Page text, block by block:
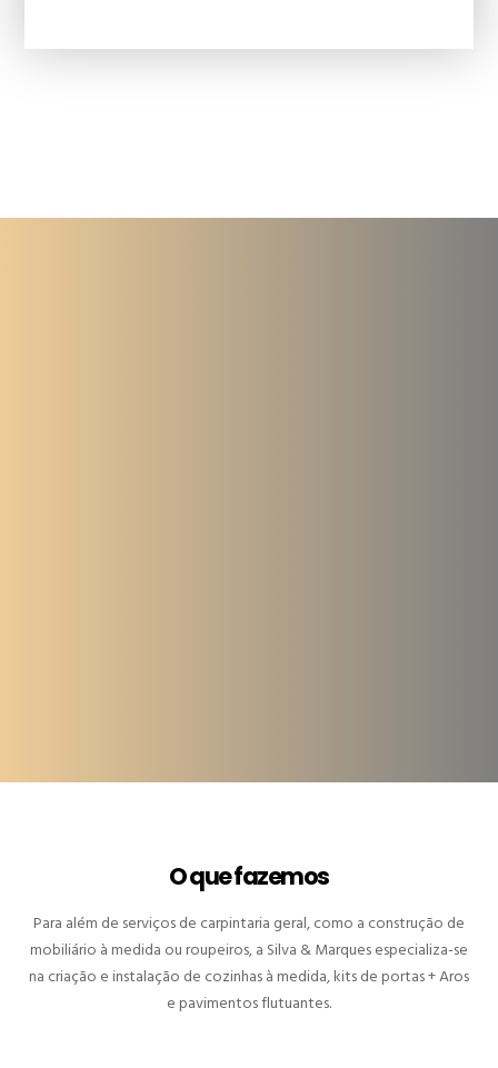
O que fazemos
Para além de serviços de carpintaria geral, como a construção de
mobiliário à medida ou roupeiros, a Silva & Marques especializa-se
na criação e instalação de cozinhas à medida, kits de portas + Aros
e pavimentos flutuantes.